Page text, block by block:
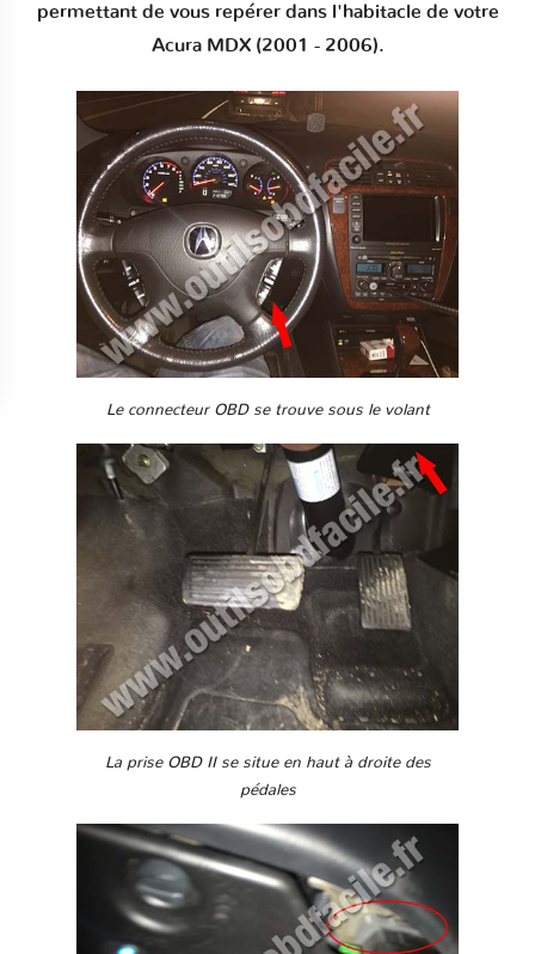
permettant de vous repérer dans l'habitacle de votre
Acura MDX (2001 - 2006).
Le connecteur OBD se trouve sous le volant
La prise OBD II se situe en haut à droite des
pédales